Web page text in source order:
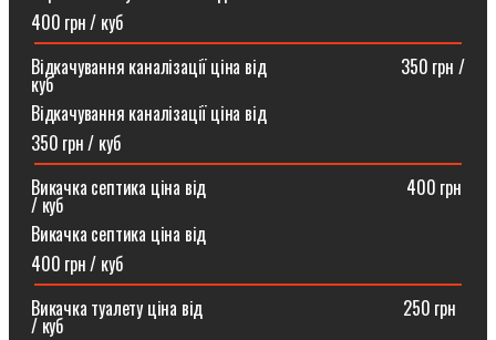
400 грн / куб
Відкачування каналізації ціна від ⠀⠀⠀⠀⠀⠀⠀⠀⠀⠀350 грн /
куб
Відкачування каналізації ціна від
350 грн / куб
Викачка септика ціна від ⠀⠀⠀⠀⠀⠀⠀⠀⠀⠀⠀⠀⠀⠀⠀400 грн
/ куб
Викачка септика ціна від
400 грн / куб
Викачка туалету ціна від ⠀⠀⠀⠀⠀⠀⠀⠀⠀⠀⠀⠀⠀⠀⠀250 грн
/ куб⠀